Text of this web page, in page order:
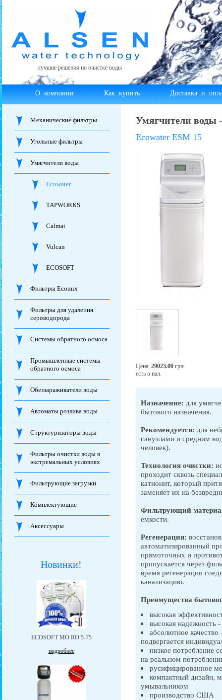
лучшие решения по очистке воды
О компании Как купить Доставка и
Механические фильтры
Угольные фильтры
Умягчители воды
Ecowater
TAPWORKS
Calmat
Vulcan
ECOSOFT
Фильтры Ecomix
Фильтры для удаления
сероводорода
Системы обратного осмоса
Промышленные системы
обратного осмоса
Обеззараживатели воды
Автоматы розлива воды
Структуризаторы воды
Фильтры очистки воды в
экстремальных условиях
Фильтрующие загрузки
Комплектующие
Аксессуары
Новинки!
ЕCOSOFT MO RO 5-75
подробнее
Умягчители воды
Ecowater ESM 15
Цена: 29023.00грн.
есть в нал.
Назначение: для
бытового назначения.
Рекомендуется: для
санузлами и средним
человек).
Технология очистки:
проходит сквозь
катионит, который
заменяет их на
Фильтрующий
емкости.
Регенерация:
автоматизированный
прямоточных и
пропускается через
время регенерации
канализацию.
Преимущества
высокая
высокая надежность
абсолютное
подвергается
низкое потребление
на реальном
русифицированное
компактный дизайн,
умывальником
производство США